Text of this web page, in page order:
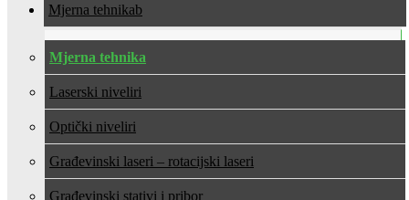
Mjerna tehnika
Mjerna tehnika
Laserski niveliri
Optički niveliri
Građevinski laseri – rotacijski laseri
Građevinski stativi i pribor